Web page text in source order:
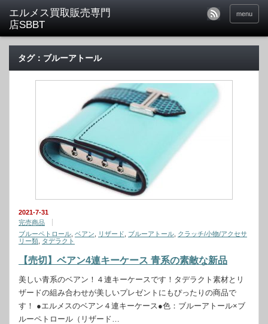
menu
タグ：ブルーアトール
2021-7-31
完売商品
ブルーペトロール ベアン リザード ブルーアトール クラッチ/小物/アクセサ
リー類 タデラクト
【売切】ベアン4連キーケース 青系の素敵な新品
美しい青系のベアン！４連キーケースです！タデラクト素材とリ
ザードの組み合わせが美しいプレゼントにもぴったりの商品で
す！ ●エルメスのベアン４連キーケース●色：ブルーアトール×ブ
ルーペトロール（リザード…